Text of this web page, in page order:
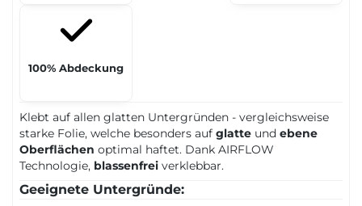
100% Abdeckung
Klebt auf allen glatten Untergründen - vergleichsweise
starke Folie, welche besonders auf glatte und ebene
Oberflächen optimal haftet. Dank AIRFLOW
Technologie, blassenfrei verklebbar.
Geeignete Untergründe: